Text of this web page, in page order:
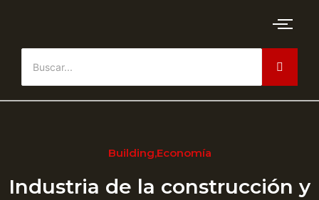
Building,Economía
Industria de la construcción y